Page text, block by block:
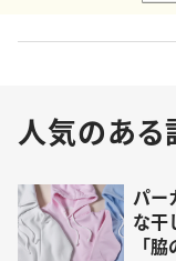
人気のある
パー
な干
「